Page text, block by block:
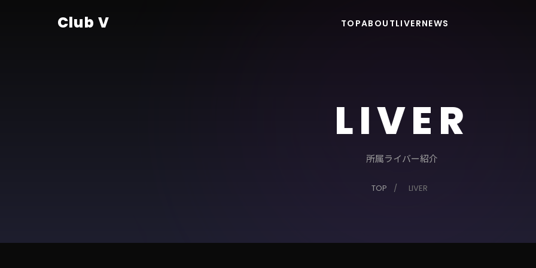
Club V TOPABOUTLIVERNEWS
LIVER
所属ライバー紹介
TOP / LIVER